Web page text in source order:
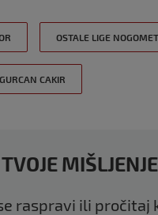
OSTALE LIGE NOGOMET
CAKIR
raspravi ili pročitaj